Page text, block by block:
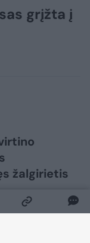
grįžta į
žalgirietis